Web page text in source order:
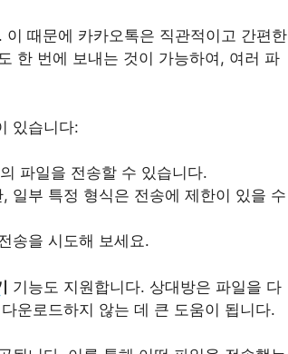
이 때문에 카카오톡은 직관적이고 간편한
한 번에 보내는 것이 가능하여, 여러 파
있습니다:
의 파일을 전송할 수 있습니다.
일부 특정 형식은 전송에 제한이 있을 수
송을 시도해 보세요.
기능도 지원합니다. 상대방은 파일을 다
운로드하지 않는 데 큰 도움이 됩니다.